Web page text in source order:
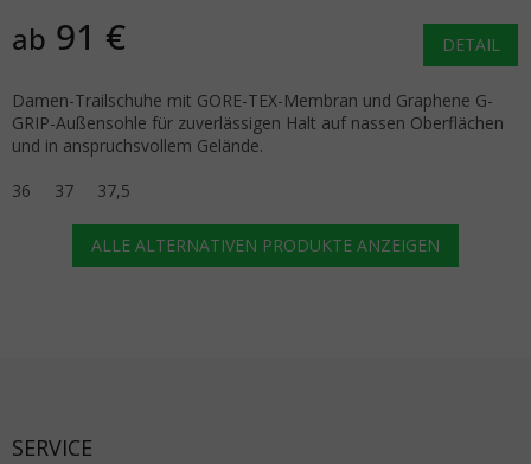
ab 91 € DETAIL
Damen-Trailschuhe mit GORE-TEX-Membran und Graphene G-
GRIP-Außensohle für zuverlässigen Halt auf nassen Oberflächen
und in anspruchsvollem Gelände.
36
37 37,5
ALLE ALTERNATIVEN PRODUKTE ANZEIGEN
SERVICE